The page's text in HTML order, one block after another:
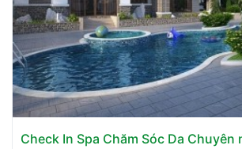
Check In Spa Chăm Sóc Da Chuyên